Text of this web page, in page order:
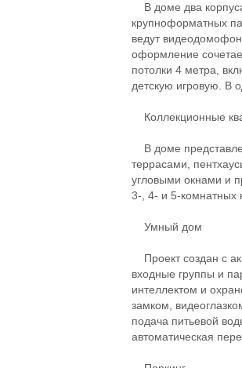
В доме два
крупноформатных
ведут
оформление
потолки 4 метра,
детскую игровую. В
Коллекционные
В доме
террасами,
угловыми окнами и
3-, 4- и 5-комнатных
Умный дом
Проект создан с
входные группы и
интеллектом и
замком,
подача питьевой
автоматическая